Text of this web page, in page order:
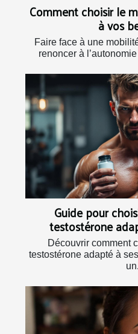
Comment choisir le
à vos
Faire face à une
renoncer à
Guide pour
testostérone
Découvrir comment
testostérone adapté à